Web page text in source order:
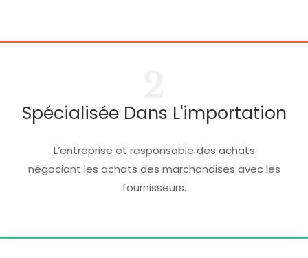
Spécialisée Dans L'importation
L’entreprise et responsable des achats
négociant les achats des marchandises avec les
fournisseurs.